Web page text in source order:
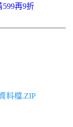
599再9折
料檔.ZIP